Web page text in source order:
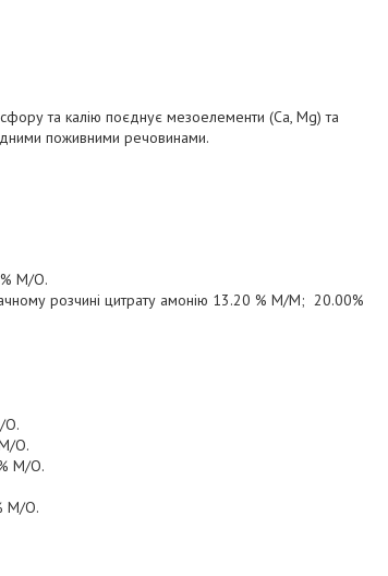
та калію поєднує мезоелементи (Са, Mg) та
поживними речовинами.
М/О.
розчині цитрату амонію 13.20 % М/М; 20.00%
О.
М/О.
М/О.
М/О.